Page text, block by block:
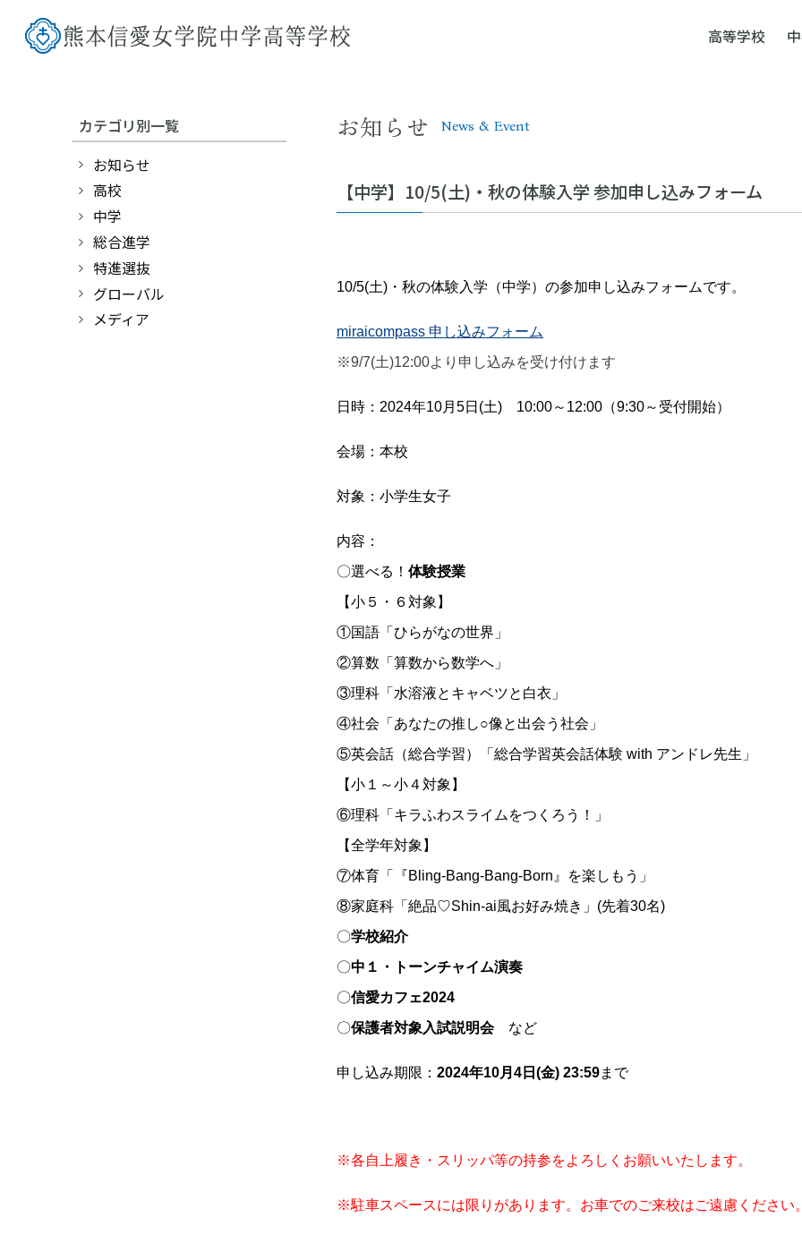
高等学校
お知らせ News & Event
【中学】10/5(土)・秋の体験入学 参加申し込みフォーム
10/5(土)・秋の体験入学（中学）の参加申し込みフォームです。
miraicompass 申し込みフォーム
※9/7(土)12:00より申し込みを受け付けます
日時：2024年10月5日(土) 10:00～12:00（9:30～受付開始）
会場：本校
対象：小学生女子
内容：
〇選べる！ 体験授業
【小５・６対象】
①国語「ひらがなの世界」
②算数「算数から数学へ」
③理科「水溶液とキャベツと白衣」
④社会「あなたの推し○像と出会う社会」
⑤英会話（総合学習）「総合学習英会話体験 with アンドレ先生」
【小１～小４対象】
⑥理科「キラふわスライムをつくろう！」
【全学年対象】
⑦体育「『Bling-Bang-Bang-Born』を楽しもう」
⑧家庭科「絶品♡Shin-ai風お好み焼き」(先着30名)
〇学校紹介
〇中１・トーンチャイム演奏
〇信愛カフェ2024
〇保護者対象入試説明会など
申し込み期限： 2024年10月4日(金) 23:59まで
※各自上履き・スリッパ等の持参をよろしくお願いいたします。
※駐車スペースには限りがあります。お車でのご来校はご遠慮ください。
カテゴリ別一覧
お知らせ
高校
中学
総合進学
特進選抜
グローバル
メディア
学校紹介
年間行事
カリキュラム
学院の理念
部活動
高等学校入試関連
高校 イベント参加申込
中学校入試関連
学